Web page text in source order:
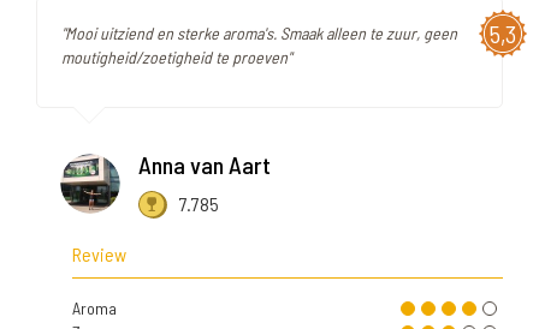
5,3
"Mooi uitziend en sterke aroma's. Smaak alleen te zuur, geen
moutigheid/zoetigheid te proeven"
Anna van Aart
7.785
Review
Aroma